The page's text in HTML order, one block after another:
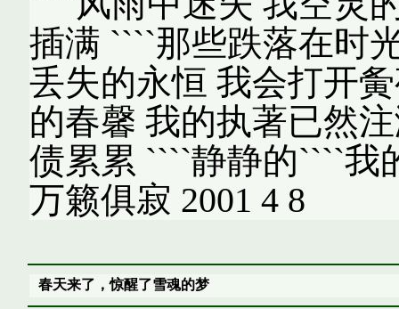
插满 ````那些跌落在时
丢失的永恒 我会打开
的春馨 我的执著已然
债累累 ````静静的````我
万籁俱寂 2001 4 8
春天来了，惊醒了雪魂的梦